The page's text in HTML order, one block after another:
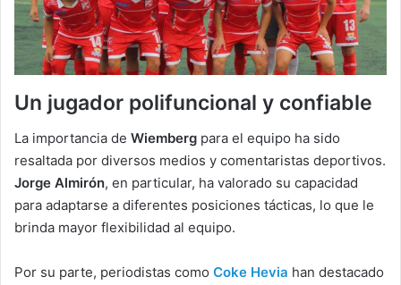
Un jugador polifuncional y confiable
La importancia de Wiemberg para el equipo ha sido
resaltada por diversos medios y comentaristas deportivos.
Jorge Almirón, en particular, ha valorado su capacidad
para adaptarse a diferentes posiciones tácticas, lo que le
brinda mayor flexibilidad al equipo.
Por su parte, periodistas como Coke Hevia han destacado